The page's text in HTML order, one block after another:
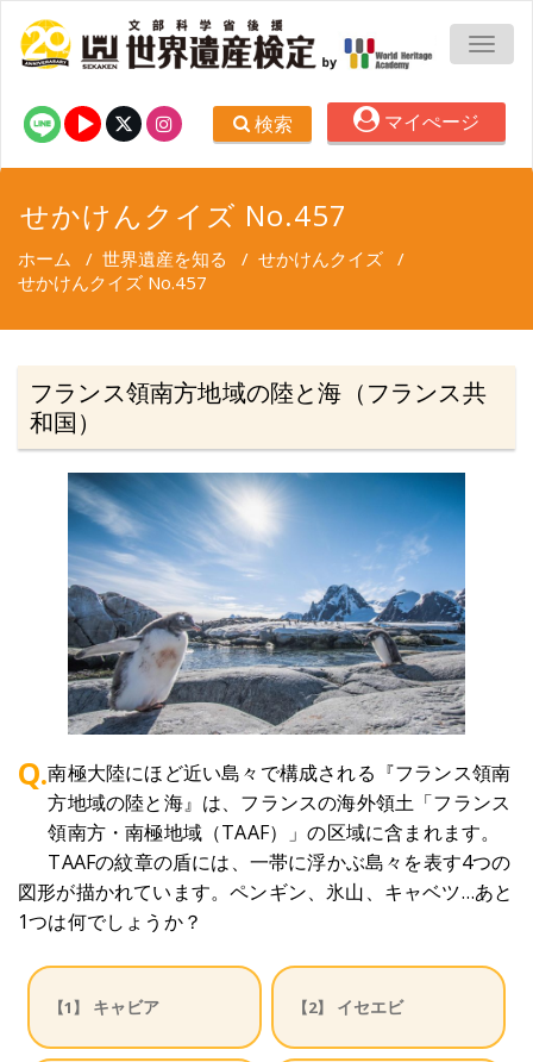
検索 マイぺージ
せかけんクイズ No.457
ホーム / 世界遺産を知る / せかけんクイズ /
せかけんクイズ No.457
フランス領南方地域の陸と海（フランス共
和国）
Q.南極大陸にほど近い島々で構成される『フランス領南
方地域の陸と海』は、フランスの海外領土「フランス
領南方・南極地域（TAAF）」の区域に含まれます。
TAAFの紋章の盾には、一帯に浮かぶ島々を表す4つの
図形が描かれています。ペンギン、氷山、キャベツ…あと
1つは何でしょうか？
【1】 キャビア 【2】 イセエビ